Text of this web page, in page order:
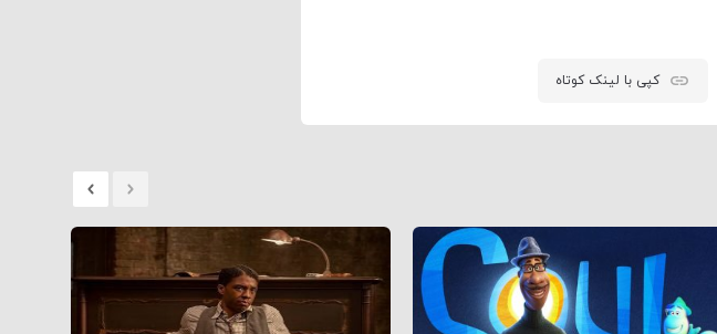
کپی با لینک کوتاه